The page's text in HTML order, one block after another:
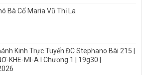
Bà Cố Maria Vũ Thị La
Kinh Trực Tuyến ĐC Stephano Bài 215 |
KHE-MI-A I Chương 1 | 19g30 |